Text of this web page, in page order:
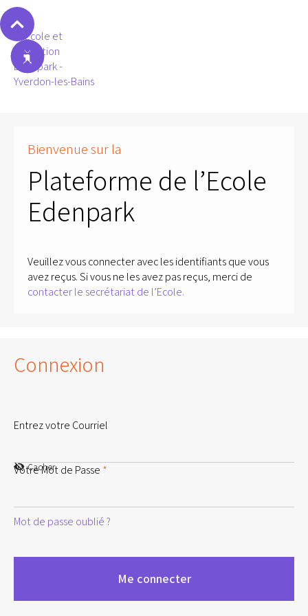
Bienvenue sur la
Plateforme de l’Ecole
Edenpark
Veuillez vous connecter avec les identifiants que vous
avez reçus. Si vous ne les avez pas reçus, merci de
contacter le secrétariat de l’Ecole.
Connexion
Entrez votre Courriel
Votre Mot de Passe *
Cacher
Mot de passe oublié ?